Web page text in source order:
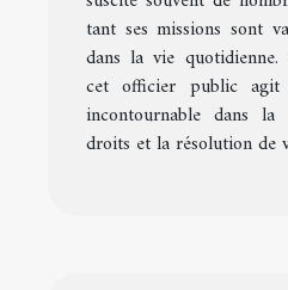
tant ses missions sont
dans la vie quotidienne.
cet officier public
incontournable dans
droits et la résolution de